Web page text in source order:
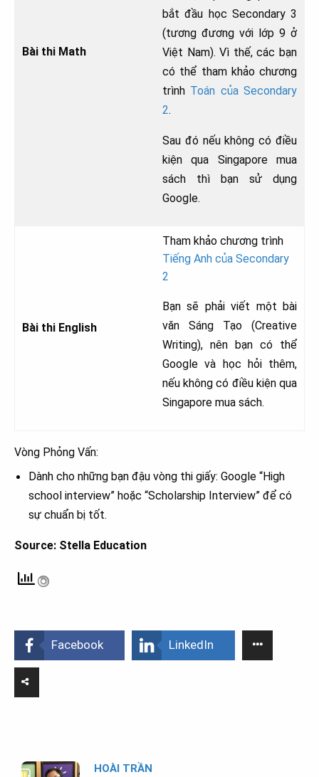
Bài thi Math
bắt đầu học Secondary 3
(tương đương với lớp 9 ở
Việt Nam). Vì thế, các bạn
có thể tham khảo chương
trình Toán của Secondary
2.
Sau đó nếu không có điều
kiện qua Singapore mua
sách thì bạn sử dụng
Google.
Bài thi English
Tham khảo chương trình
Tiếng Anh của Secondary
2
Bạn sẽ phải viết một bài
văn Sáng Tạo (Creative
Writing), nên bạn có thể
Google và học hỏi thêm,
nếu không có điều kiện qua
Singapore mua sách.
Vòng Phỏng Vấn:
Dành cho những bạn đậu vòng thi giấy: Google “High
school interview” hoặc “Scholarship Interview” để có
sự chuẩn bị tốt.
Source: Stella Education
Facebook LinkedIn
HOÀI TRẦN